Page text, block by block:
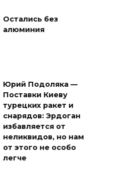
Остались без
алюминия
Юрий Подоляка —
Поставки Киеву
турецких ракет и
снарядов: Эрдоган
избавляется от
неликвидов, но нам
от этого не особо
легче